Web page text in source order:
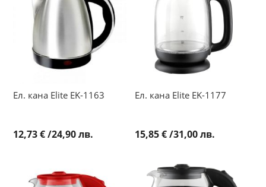
Ел. кана Elite EK-1163
12,73 €/24,90 лв.
Ел. кана Elite EK-1177
15,85 €/31,00 лв.